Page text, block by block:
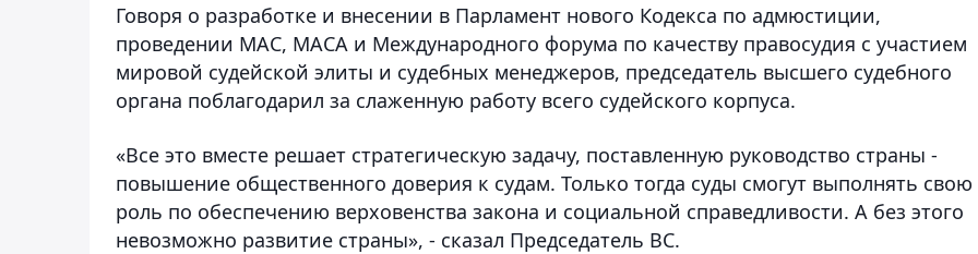
Говоря о разработке и внесении в Парламент нового Кодекса по адмюстиции,
проведении МАС, МАСА и Международного форума по качеству правосудия с участием
мировой судейской элиты и судебных менеджеров, председатель высшего судебного
органа поблагодарил за слаженную работу всего судейского корпуса.
«Все это вместе решает стратегическую задачу, поставленную руководство страны -
повышение общественного доверия к судам. Только тогда суды смогут выполнять свою
роль по обеспечению верховенства закона и социальной справедливости. А без этого
невозможно развитие страны», - сказал Председатель ВС.